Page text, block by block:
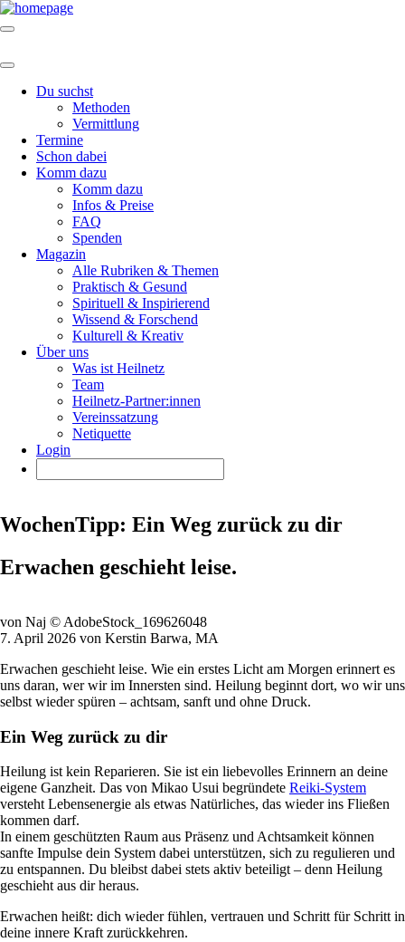
Du suchst
Methoden
Vermittlung
Termine
Schon dabei
Komm dazu
Komm dazu
Infos & Preise
FAQ
Spenden
Magazin
Alle Rubriken & Themen
Praktisch & Gesund
Spirituell & Inspirierend
Wissend & Forschend
Kulturell & Kreativ
Über uns
Was ist Heilnetz
Team
Heilnetz-Partner:innen
Vereinssatzung
Netiquette
Login
WochenTipp: Ein Weg zurück zu dir
Erwachen geschieht leise.
von Naj © AdobeStock_169626048
7. April 2026 von Kerstin Barwa, MA
Erwachen geschieht leise. Wie ein erstes Licht am Morgen erinnert es
uns daran, wer wir im Innersten sind. Heilung beginnt dort, wo wir uns
selbst wieder spüren – achtsam, sanft und ohne Druck.
Ein Weg zurück zu dir
Heilung ist kein Reparieren. Sie ist ein liebevolles Erinnern an deine
eigene Ganzheit. Das von Mikao Usui begründete Reiki-System
versteht Lebensenergie als etwas Natürliches, das wieder ins Fließen
kommen darf.
In einem geschützten Raum aus Präsenz und Achtsamkeit können
sanfte Impulse dein System dabei unterstützen, sich zu regulieren und
zu entspannen. Du bleibst dabei stets aktiv beteiligt – denn Heilung
geschieht aus dir heraus.
Erwachen heißt: dich wieder fühlen, vertrauen und Schritt für Schritt in
deine innere Kraft zurückkehren.